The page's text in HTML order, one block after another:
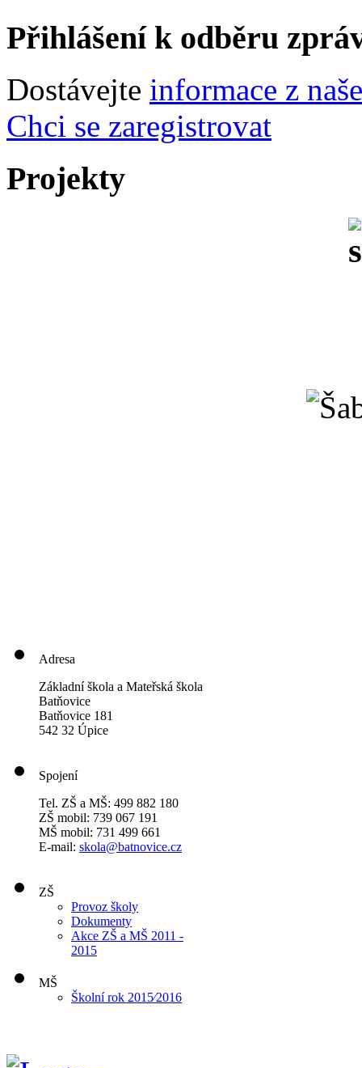
Přihlášení k odběru
Dostávejte informace z
Chci se zaregistrovat
Projekty
Adresa
Základní škola a Mateřská škola
Batňovice
Batňovice 181
542 32 Úpice
Spojení
Tel. ZŠ a MŠ: 499 882 180
ZŠ mobil: 739 067 191
MŠ mobil: 731 499 661
E-mail: skola@batnovice.cz
ZŠ
Provoz školy
Dokumenty
Akce ZŠ a MŠ 2011 -
2015
MŠ
Školní rok 2015⁄2016